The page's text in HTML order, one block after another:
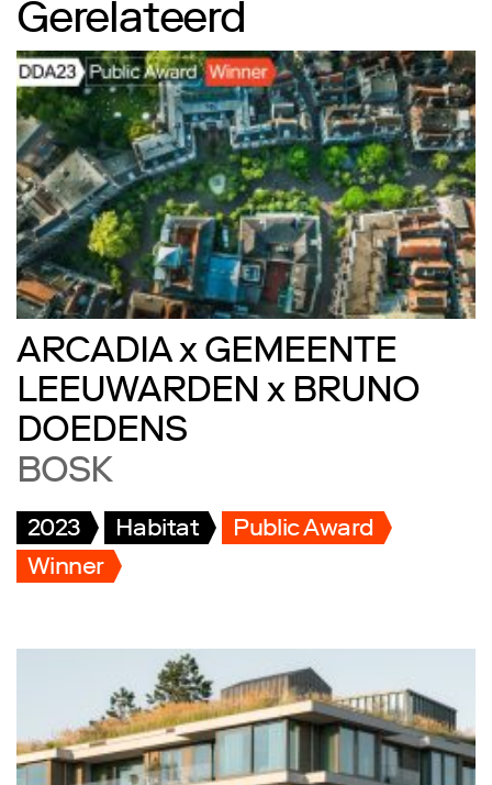
Gerelateerd
ARCADIA x GEMEENTE
LEEUWARDEN x BRUNO
DOEDENS
BOSK
2023 Habitat
Public Award
Winner